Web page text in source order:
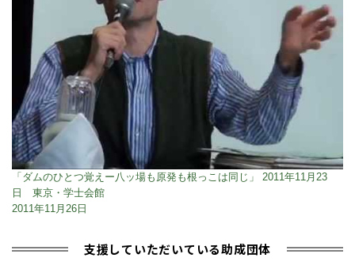
「ダムのひとつ覚えー八ッ場も原発も根っこは同じ」 2011年11月23
日 東京・学士会館
2011年11月26日
支援していただいている助成団体